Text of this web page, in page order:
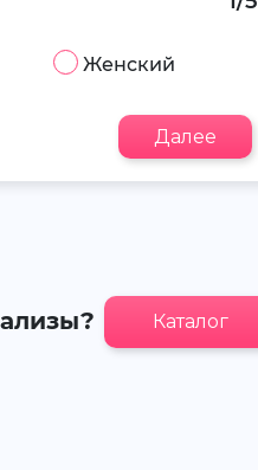
Женский
Далее
Каталог